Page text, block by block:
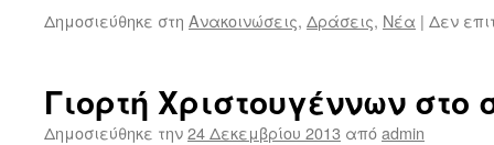
Δημοσιεύθηκε στη Ανακοινώσεις, Δράσεις, Νέα | Δεν
Γιορτή Χριστουγέννων στο
Δημοσιεύθηκε την24 Δεκεμβρίου 2013 απόadmin